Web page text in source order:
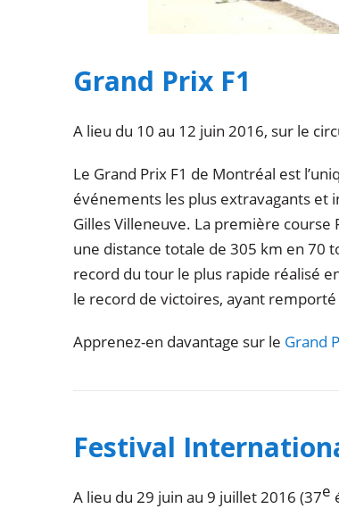
Grand Prix F1
A lieu du 10 au 12 juin 2016, sur le
Le Grand Prix F1 de Montréal est
événements les plus extravagants et
Gilles Villeneuve. La première
une distance totale de 305 km en 70
record du tour le plus rapide réalisé
le record de victoires, ayant remporté
Apprenez-en davantage sur le Grand
Festival
A lieu du 29 juin au 9 juillet 2016 (37e